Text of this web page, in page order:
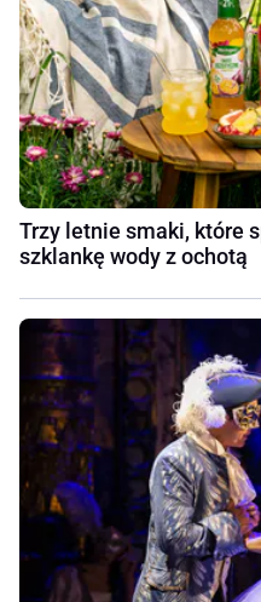
Trzy letnie smaki, które
szklankę wody z ochotą